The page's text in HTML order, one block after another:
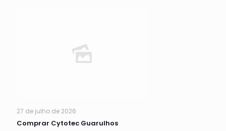
27 de julho de 2026
Comprar Cytotec Guarulhos